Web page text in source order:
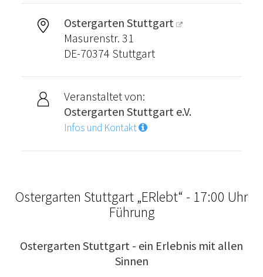
Ostergarten Stuttgart
Masurenstr. 31
DE-70374 Stuttgart
Veranstaltet von:
Ostergarten Stuttgart e.V.
Infos und Kontakt
Ostergarten Stuttgart „ERlebt“ - 17:00 Uhr
Führung
Ostergarten Stuttgart - ein Erlebnis mit allen
Sinnen